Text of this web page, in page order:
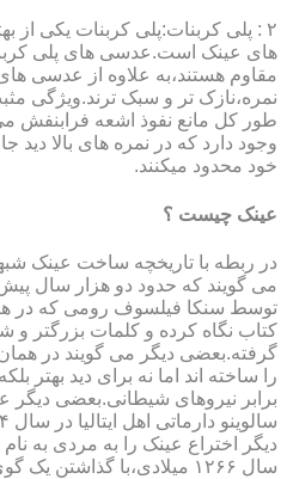
۲ : پلی کربنات:پلی کربنات یکی
های عینک است.عدسی های پلی
مقاوم هستند،به علاوه از عدسی
نمره،نازک تر و سبک ترند.ویژگی
طور کل مانع نفوذ اشعه فرابنفش می
وجود دارد که در نمره های بالا دید
خود محدود میکنند.
عینک چیست ؟
در ربطه با تاریخچه ساخت عینک
می گویند که حدود دو هزار سال پیش
توسط سنکا فیلسوف رومی که در
کتاب نگاه کرده و کلمات بزرگتر
گرفته.بعضی دیگر می گویند در
را ساخته اند اما نه برای دید بهتر
برابر نیروهای شیطانی.بعضی دیگر
دیگر اختراع عینک را به مردی به
سال ۱۲۶۶ میلادی،با